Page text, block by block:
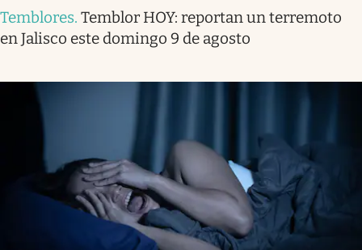
Temblores. Temblor HOY: reportan un terremoto
en Jalisco este domingo 9 de agosto